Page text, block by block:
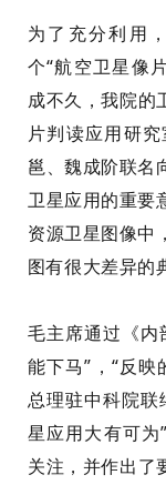
为了充分利用
个“航空卫星像
成不久，我院的
片判读应用研
邕、魏成阶联名
卫星应用的重要
资源卫星图像中
图有很大差异的
毛主席通过《内
能下马”，“反映
总理驻中科院联
星应用大有可为
关注，并作出了